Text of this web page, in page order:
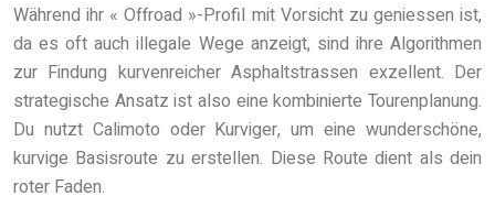
Während ihr « Offroad »-Profil mit Vorsicht zu geniessen ist,
da es oft auch illegale Wege anzeigt, sind ihre Algorithmen
zur Findung kurvenreicher Asphaltstrassen exzellent. Der
strategische Ansatz ist also eine kombinierte Tourenplanung.
Du nutzt Calimoto oder Kurviger, um eine wunderschöne,
kurvige Basisroute zu erstellen. Diese Route dient als dein
roter Faden.